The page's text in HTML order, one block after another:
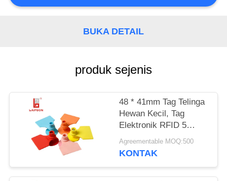
BUKA DETAIL
produk sejenis
48 * 41mm Tag Telinga
Hewan Kecil, Tag
Elektronik RFID 5
Warna Tersedia
Agreementable MOQ:500
KONTAK